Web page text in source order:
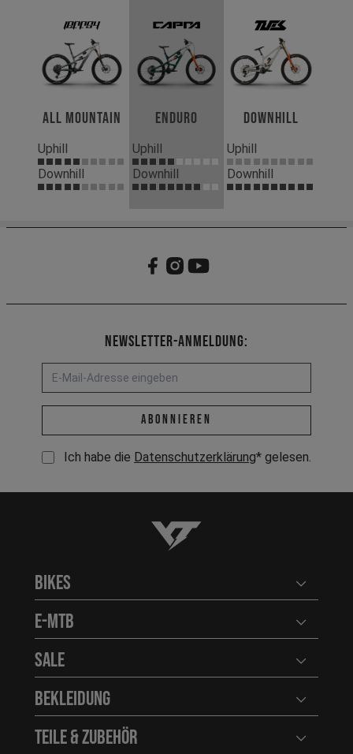
All Mountain
Uphill
Downhill
Enduro
Uphill
Downhill
Downhill
Uphill
Downhill
Newsletter-Anmeldung:
E-Mail-Adresse *
abonnieren
Ich habe die Datenschutzerklärung* gelesen.
YT-Industries
Bikes
E-MTB
Sale
Bekleidung
Teile & Zubehör